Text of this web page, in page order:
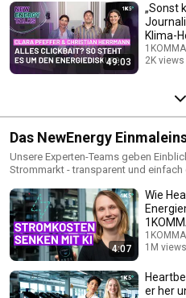
49:03
„Sonst
Klima-
2K views
Das NewEnergy
Unsere Experten-Teams geben
Strommarkt - transparent und
4:07
Wie
1M views
er her